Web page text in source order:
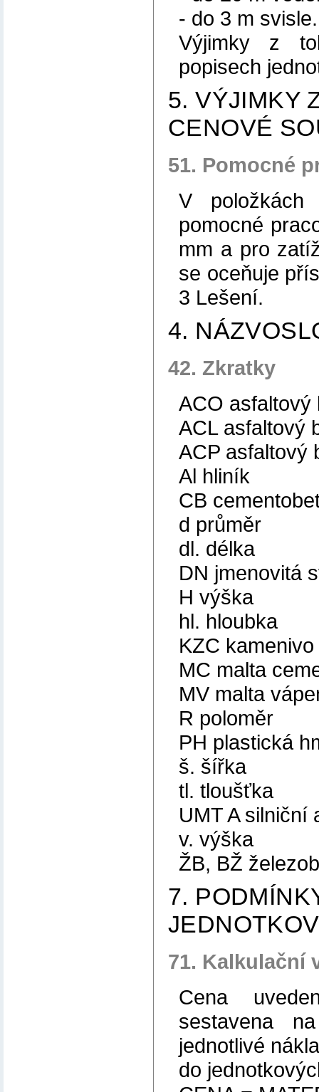
- do 3 m svisle.
Výjimky z
popisech
5. VÝJIMKY
CENOVÉ
51. Pomocné
V položkách
pomocné
mm a pro
se oceňuje
3 Lešení.
4.
42. Zkratky
ACO asfaltový
ACL asfaltový
ACP asfaltový
Al hliník
CB
d průměr
dl. délka
DN jmenovitá
H výška
hl. hloubka
KZC
MC malta
MV malta
R poloměr
PH plastická
š. šířka
tl. tloušťka
UMT A silniční
v. výška
ŽB, BŽ
7.
71. Kalkulační
Cena
sestavena
jednotlivé
do